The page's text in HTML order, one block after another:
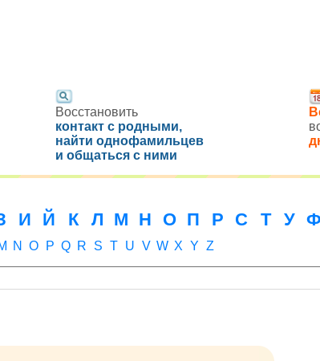
Восстановить
контакт с родными,
найти однофамильцев
и общаться с ними
И Й К Л М Н О П Р С Т У Ф
N O P Q R S T U V W X Y Z